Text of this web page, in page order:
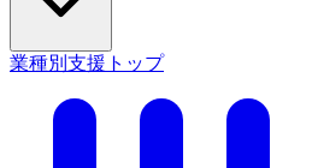
業種別支援トップ